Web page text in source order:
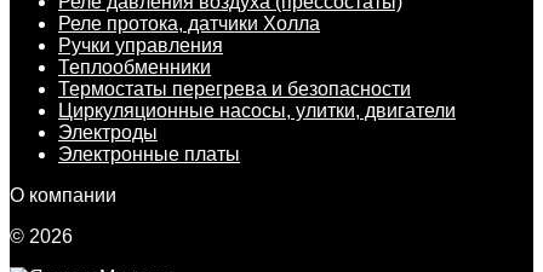
Реле протока, датчики Холла
Ручки управления
Теплообменники
Термостаты перегрева и безопасности
Циркуляционные насосы, улитки, двигатели
Электроды
Электронные платы
О компании
© 2026